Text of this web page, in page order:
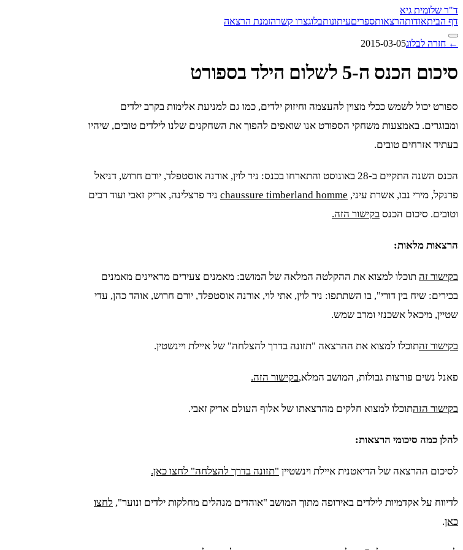
ד"ר שלומית גיא
דף הביתאודותהרצאותספריםעיתונותבלוגצרו קשרהזמנת הרצאה
← חזרה לבלוג2015-03-05
סיכום הכנס ה-5 לשלום הילד בספורט
ספורט יכול לשמש ככלי מצוין להעצמה וחיזוק ילדים, כמו גם למניעת אלימות בקרב ילדים
ומבוגרים. באמצעות משחקי הספורט אנו שואפים להפוך את השחקנים שלנו לילדים טובים, שיהיו
בעתיד אזרחים טובים.
הכנס השנה התקיים ב-28 באוגוסט והתארחו בכנס: ניר לוין, אורנה אוסטפלד, יורם חרוש, דניאל
פרנקל, מירי נבו, אשרת עיני, chaussure timberland homme ניר פרצלינה, אריק זאבי ועוד רבים
וטובים. סיכום הכנס בקישור הזה.
הרצאות מלאות:
בקישור זה תוכלו למצוא את ההקלטה המלאה של המושב: מאמנים צעירים מראיינים מאמנים
בכירים: שיח בין דורי", בו השתתפו: ניר לוין, אתי לוי, אורנה אוסטפלד, יורם חרוש, אוהד כהן, עדי
שטיין, מיכאל אשכנזי ומרב שמש.
בקישור זהתוכלו למצוא את ההרצאה "תזונה בדרך להצלחה" של איילת ויינשטין.
פאנל נשים פורצות גבולות, המושב המלא,בקישור הזה.
בקישור הזהתוכלו למצוא חלקים מהרצאתו של אלוף העולם אריק זאבי.
להלן כמה סיכומי הרצאות:
לסיכום ההרצאה של הדיאטנית איילת וינשטיין "תזונה בדרך להצלחה" לחצו כאן.
לדיווח על אקדמיות לילדים באירופה מתוך המושב "אוהדים מנהלים מחלקות ילדים ונוער", לחצו
כאן.